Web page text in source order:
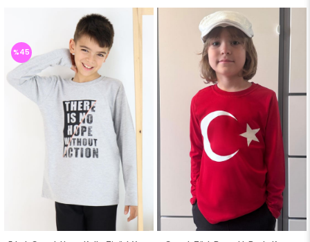
%45